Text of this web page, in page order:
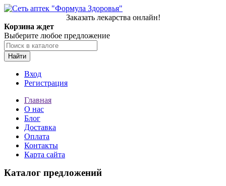
Заказать лекарства онлайн!
Корзина ждет
Выберите любое предложение
Найти
Вход
Регистрация
Главная
О нас
Блог
Доставка
Оплата
Контакты
Карта сайта
Каталог предложений